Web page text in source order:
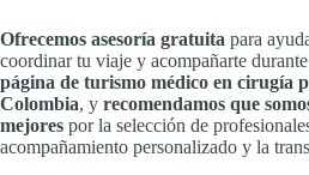
Ofrecemos asesoría gratuita para
coordinar tu viaje y acompañarte
página de turismo médico en cirugía
Colombia, y recomendamos que
mejores por la selección de
acompañamiento personalizado y la